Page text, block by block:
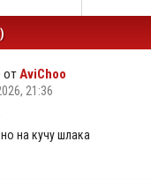
отAviChoo
21:36
на кучу шлака